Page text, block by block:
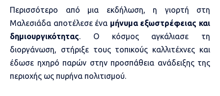
Περισσότερο από μια εκδήλωση, η γιορτή στη
Μαλεσιάδα αποτέλεσε ένα μήνυμα εξωστρέφειας και
δημιουργικότητας. Ο κόσμος αγκάλιασε τη
διοργάνωση, στήριξε τους τοπικούς καλλιτέχνες και
έδωσε ηχηρό παρών στην προσπάθεια ανάδειξης της
περιοχής ως πυρήνα πολιτισμού.